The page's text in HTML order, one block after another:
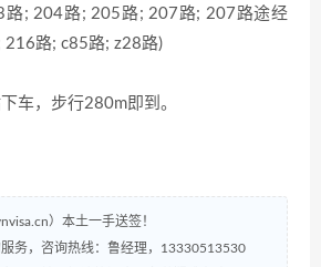
路; 204路; 205路; 207路; 207路途经
路; c85路; z28路)
车，步行280m即到。
）本土一手送签！
务，咨询热线：鲁经理，13330513530